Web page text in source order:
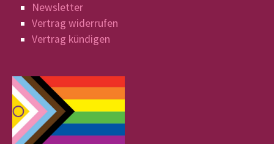
Newsletter
Vertrag widerrufen
Vertrag kündigen